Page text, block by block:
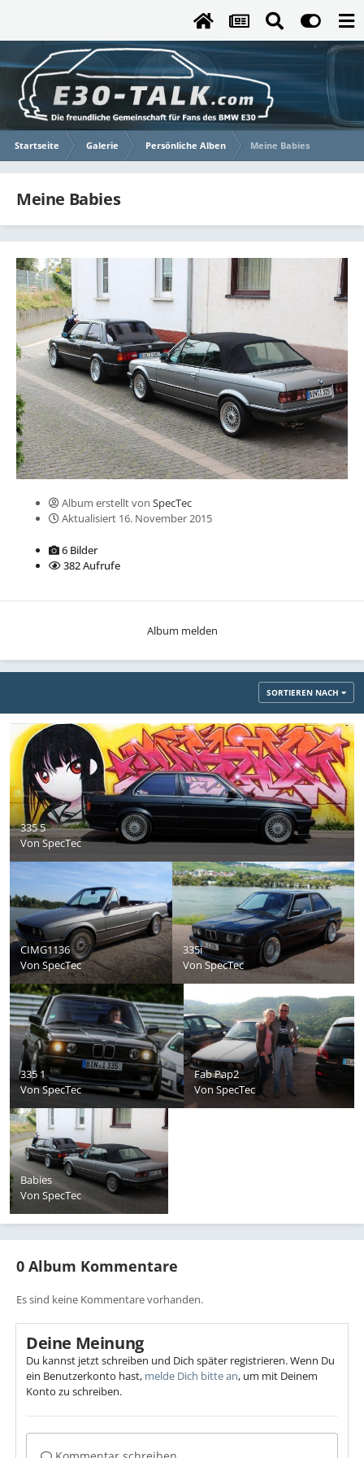
Startseite Galerie Persönliche Alben Meine Babies
Meine Babies
Album erstellt von SpecTec
Aktualisiert 16. November 2015
6 Bilder
382 Aufrufe
Album melden
SORTIEREN NACH
335 5
VonSpecTec
CIMG1136
Von SpecTec
335i
VonSpecTec
335 1
VonSpecTec
Fab Pap2
VonSpecTec
Babies
Von SpecTec
0 Album Kommentare
Es sind keine Kommentare vorhanden.
Deine Meinung
Du kannst jetzt schreiben und Dich später registrieren. Wenn Du
ein Benutzerkonto hast, melde Dich bitte an, um mit Deinem
Konto zu schreiben.